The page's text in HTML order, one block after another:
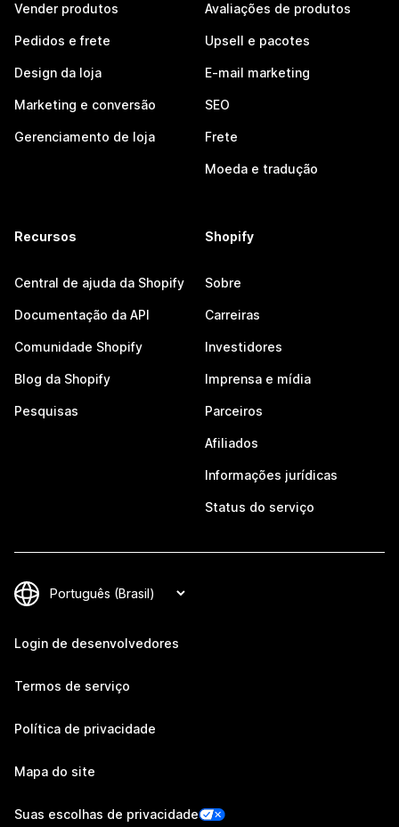
Vender produtos
Pedidos e frete
Design da loja
Marketing e conversão
Gerenciamento de loja
Avaliações de produtos
Upsell e pacotes
E-mail marketing
SEO
Frete
Moeda e tradução
Recursos
Central de ajuda da Shopify
Documentação da API
Comunidade Shopify
Blog da Shopify
Pesquisas
Shopify
Sobre
Carreiras
Investidores
Imprensa e mídia
Parceiros
Afiliados
Informações jurídicas
Status do serviço
Login de desenvolvedores
Termos de serviço
Política de privacidade
Mapa do site
Suas escolhas de privacidade